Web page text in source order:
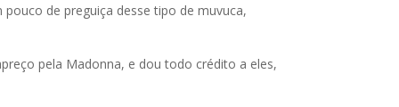
de preguiça desse tipo de muvuca,
pela Madonna, e dou todo crédito a eles,